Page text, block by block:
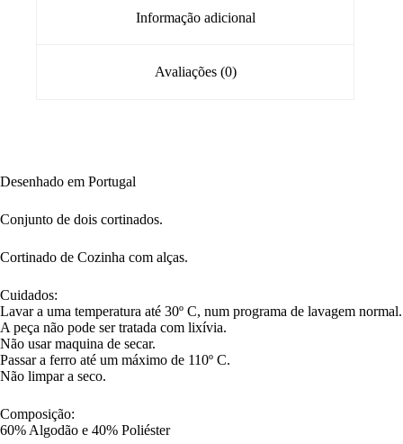
Informação adicional
Avaliações (0)
Desenhado em Portugal
Conjunto de dois cortinados.
Cortinado de Cozinha com alças.
Cuidados:
Lavar a uma temperatura até 30º C, num programa de lavagem normal.
A peça não pode ser tratada com lixívia.
Não usar maquina de secar.
Passar a ferro até um máximo de 110º C.
Não limpar a seco.
Composição:
60% Algodão e 40% Poliéster